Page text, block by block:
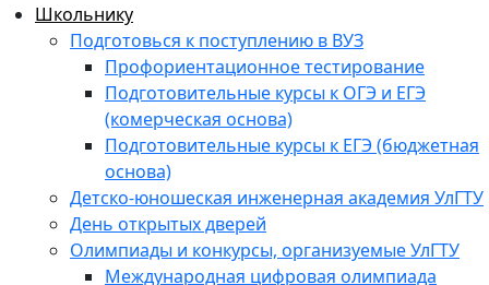
Школьнику
Подготовься к поступлению в ВУЗ
Профориентационное тестирование
Подготовительные курсы к ОГЭ и ЕГЭ
(комерческая основа)
Подготовительные курсы к ЕГЭ (бюджетная
основа)
Детско-юношеская инженерная академия УлГТУ
День открытых дверей
Олимпиады и конкурсы, организуемые УлГТУ
Международная цифровая олимпиада